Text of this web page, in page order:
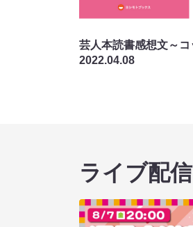
芸人本読書感想文～
2022.04.08
ライブ配